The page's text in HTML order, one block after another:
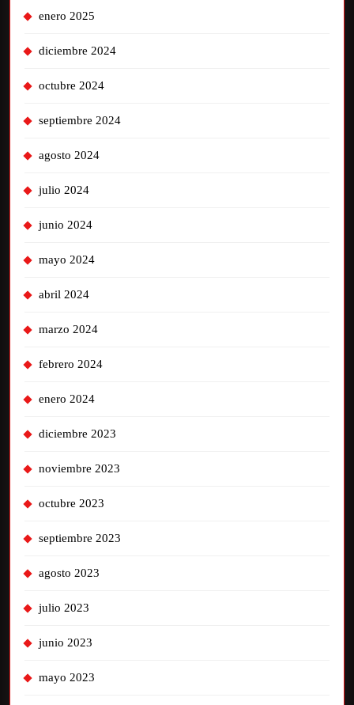
enero 2025
diciembre 2024
octubre 2024
septiembre 2024
agosto 2024
julio 2024
junio 2024
mayo 2024
abril 2024
marzo 2024
febrero 2024
enero 2024
diciembre 2023
noviembre 2023
octubre 2023
septiembre 2023
agosto 2023
julio 2023
junio 2023
mayo 2023